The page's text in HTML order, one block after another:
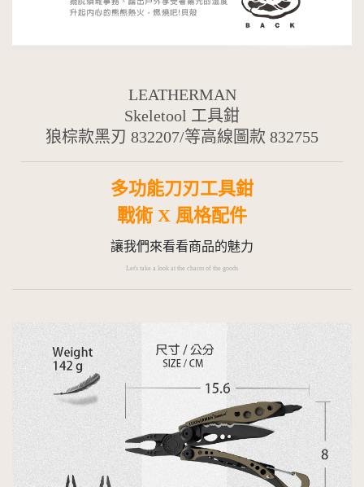
LEATHERMAN
Skeletool 工具鉗
狼棕款黑刃 832207/等高線圖款 832755
多功能刀刃工具鉗
戰術 X 風格配件
讓我們來看看商品的魅力
Let's take a look at the charm of the goods